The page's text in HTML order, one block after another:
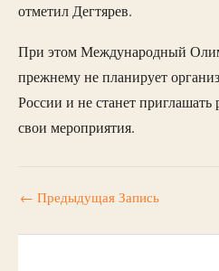
отметил Дегтярев.
При этом Международный
прежнему не планирует
России и не станет
свои мероприятия.
← Предыдущая Запись